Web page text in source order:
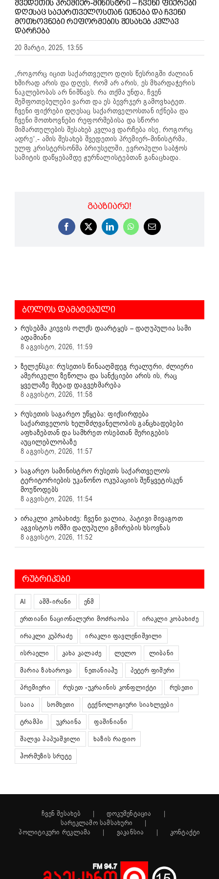
ᲨᲕᲔᲓᲔᲗᲘᲡ ᲞᲠᲔᲛᲘᲔᲠ-ᲛᲘᲜᲘᲡᲢᲠᲘ – ᲩᲕᲔᲜᲘ ᲤᲘᲥᲠᲔᲑᲘ
ᲓᲦᲔᲡᲐᲪ ᲡᲐᲥᲐᲠᲗᲕᲔᲚᲝᲡᲗᲐᲜ ᲘᲥᲜᲔᲑᲐ ᲓᲐ ᲩᲕᲔᲜᲘ
ᲛᲝᲗᲮᲝᲕᲜᲔᲑᲘ ᲠᲔᲤᲝᲠᲛᲔᲑᲘᲡ ᲨᲔᲡᲐᲮᲔᲑ ᲙᲕᲚᲐᲕ
ᲓᲐᲠᲩᲔᲑᲐ
20 მარტი, 2025, 13:55
„როგორც იცით საქართველო დღის წესრიგში ძალიან
ხშირად არის და დღეს, რომ არ არის, ეს მხარდაჭერის
ნაკლებობას არ ნიშნავს. რა თქმა უნდა, ჩვენ
შეშფოთებულები ვართ და ეს ბევრჯერ გამოვხატეთ.
ჩვენი ფიქრები დღესაც საქართველოსთან იქნება და
ჩვენი მოთხოვნები რეფორმებისა და სწორი
მიმართულების შესახებ კვლავ დარჩება ისე, როგორც
ადრე“,- ამის შესახებ შვედეთის პრემიერ-მინისტრმა,
ულფ კრისტერსონმა ბრიუსელში, ევროპული საბჭოს
სამიტის დაწყებამდე ჟურნალისტებთან განაცხადა.
ᲒᲐᲐᲖᲘᲐᲠᲔ!
Facebook
X LinkedInWhatsApp
Email
ᲑᲝᲚᲝᲡ ᲓᲐᲛᲐᲢᲔᲑᲣᲚᲘ
რუსებმა კიევის ოლქს დაარტყეს – დაღუპულია სამი
ადამიანი
8 აგვისტო, 2026, 11:59
ზელენსკი: რუსეთის წინააღმდეგ რეალური, ძლიერი
ამერიკული ზეწოლა და სანქციები არის ის, რაც
ყველაზე მეტად დაგვეხმარება
8 აგვისტო, 2026, 11:58
რუსეთის საგარეო უწყება: ფიქსირდება
საქართველოს ხელმძღვანელობის განცხადებები
აფხაზებთან და სამხრეთ ოსებთან შერიგების
აუცილებლობაზე
8 აგვისტო, 2026, 11:57
საგარეო სამინისტრო რუსეთს საქართველოს
ტერიტორიების უკანონო ოკუპაციის შეწყვეტისკენ
მოუწოდებს
8 აგვისტო, 2026, 11:54
ირაკლი კობახიძე: ჩვენი ვალია, პატივი მივაგოთ
აგვისტოს ომში დაღუპული გმირების ხსოვნას
8 აგვისტო, 2026, 11:52
ᲠᲣᲑᲠᲘᲙᲔᲑᲘ
AI აშშ-ირანი
ენმ
ერთიანი ნაციონალური მოძრაობა
ირაკლი კობახიძე
ირაკლი კუპრაძე
ირაკლი ფავლენიშვილი
ისრაელი
კახა კალაძე ლელო
ლიბანი
მარია ზახაროვა
ნეთანიაჰუ
პეტერ ფიშერი
პრემიერი
რუსეთ -უკრაინის კონფლიქტი
რუსეთი
საია
სომხეთი
ტექნოლოგიური სიახლეები
ტრამპი
უკრაინა
ფაშინიანი
შალვა პაპუაშვილი
ხაზის რადიო
ჰორმუზის სრუტე
ჩვენ შესახებ
დოკუმენტაცია
სარეკლამო სამსახური
პოლიტიკური რეკლამა
ვაკანსია კონტაქტი